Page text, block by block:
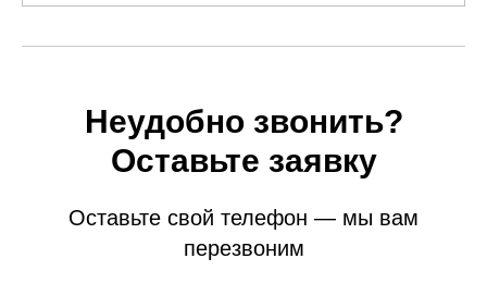
Неудобно звонить?
Оставьте заявку
Оставьте свой телефон — мы вам
перезвоним